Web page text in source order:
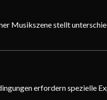
Musikszene stellt
erfordern spezielle